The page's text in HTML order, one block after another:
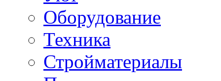
Оборудование
Техника
Стройматериалы